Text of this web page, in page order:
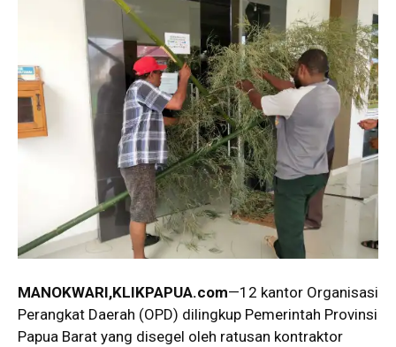
MANOKWARI,KLIKPAPUA.com—12 kantor Organisasi
Perangkat Daerah (OPD) dilingkup Pemerintah Provinsi
Papua Barat yang disegel oleh ratusan kontraktor